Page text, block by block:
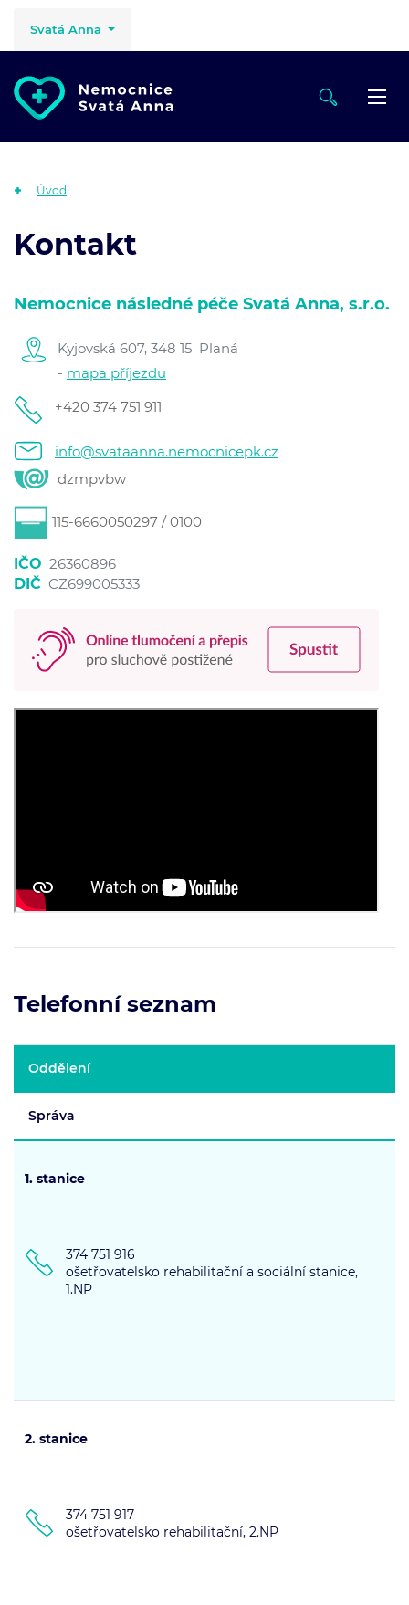
Svatá Anna
Úvod
Kontakt
Nemocnice následné péče Svatá Anna, s.r.o.
Kyjovská 607, 348 15 Planá
- mapa příjezdu
+420 374 751 911
info@svataanna.nemocnicepk.cz
dzmpvbw
115-6660050297 / 0100
IČO 26360896
DIČ CZ699005333
Telefonní seznam
Oddělení
Správa
1. stanice
374 751 916
ošetřovatelsko rehabilitační a sociální stanice,
1.NP
2. stanice
374 751 917
ošetřovatelsko rehabilitační, 2.NP